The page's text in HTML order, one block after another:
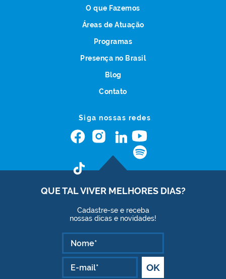
O que Fazemos
Áreas de Atuação
Programas
Presença no Brasil
Blog
Contato
Siga nossas redes
QUE TAL VIVER MELHORES DIAS?
Cadastre-se e receba
nossas dicas e novidades!